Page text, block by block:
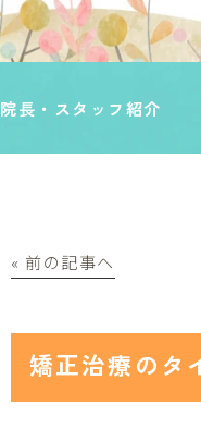
院長・スタッフ紹介
« 前の記事へ
矯正治療のタ